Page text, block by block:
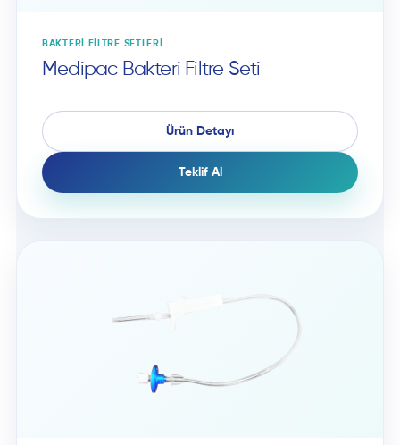
BAKTERI FILTRE SETLERI
Medipac Bakteri Filtre Seti
Ürün Detayı
Teklif Al